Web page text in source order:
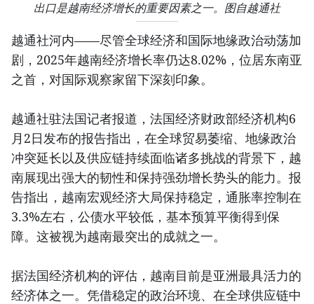
出口是越南经济增长的重要因素之一。图自越通社
越通社河内——尽管全球经济和国际地缘政治动荡加
剧，2025年越南经济增长率仍达8.02%，位居东南亚
之首，对国际观察家留下深刻印象。
越通社驻法国记者报道，法国经济财政部经济机构6
月2日发布的报告指出，在全球贸易萎缩、地缘政治
冲突延长以及供应链持续面临诸多挑战的背景下，越
南展现出强大的韧性和保持强劲增长势头的能力。报
告指出，越南宏观经济大局保持稳定，通胀率控制在
3.3%左右，公债水平较低，基本预算平衡得到保
障。这被视为越南最突出的成就之一。
据法国经济机构的评估，越南目前是亚洲最具活力的
经济体之一。凭借稳定的政治环境、在全球供应链中